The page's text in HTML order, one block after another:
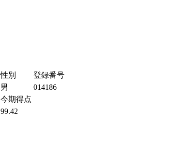
性別
登録番号
男
014186
今期得点
99.42